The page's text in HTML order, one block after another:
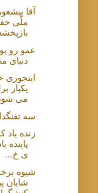
آقا
ملّی
عمو رو
دنیای
اینجوری
یکبار
می
سه
زنده باد
پاینده
ی خ...
شیوه
شایان